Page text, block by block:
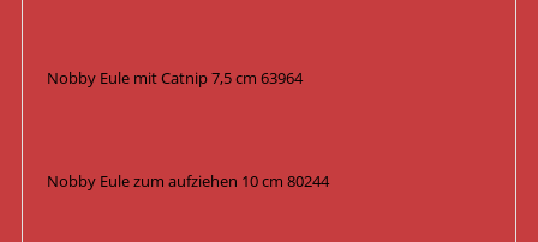
Nobby Eule mit Catnip 7,5 cm 63964
Nobby Eule zum aufziehen 10 cm 80244